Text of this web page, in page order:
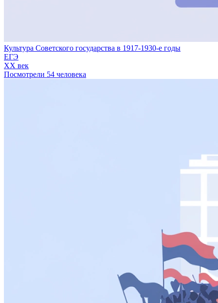
Культура Советского государства в 1917-1930-е годы
ЕГЭ
XX век
Посмотрели 54 человека